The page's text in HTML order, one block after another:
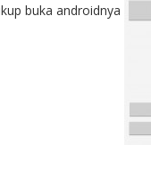
buka androidnya